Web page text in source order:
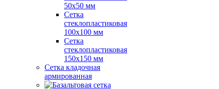
50x50 мм
Сетка
стеклопластиковая
100x100 мм
Сетка
стеклопластиковая
150x150 мм
Сетка кладочная
армированная